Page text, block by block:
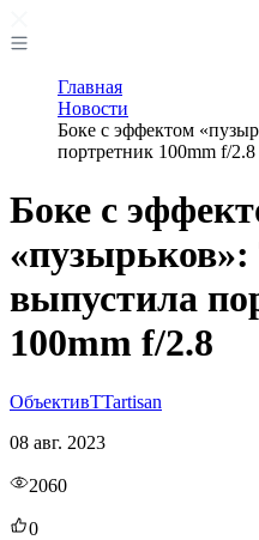
Главная
Новости
Боке с эффектом
портретник 100mm f/2.8
Боке с
выпустила
100mm f/2.8
ОбъективTTartisan
08 авг. 2023
2060
0